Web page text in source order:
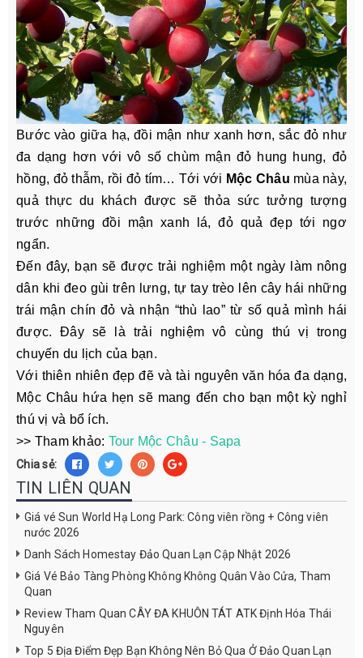
Bước vào giữa hạ, đồi mận như xanh hơn, sắc đỏ như
đa dạng hơn với vô số chùm mận đỏ hung hung, đỏ
hồng, đỏ thẫm, rồi đỏ tím… Tới với Mộc Châu mùa này,
quả thực du khách được sẽ thỏa sức tưởng tượng
trước những đồi mận xanh lá, đỏ quả đẹp tới ngơ
ngẩn.
Đến đây, bạn sẽ được trải nghiệm một ngày làm nông
dân khi đeo gùi trên lưng, tự tay trèo lên cây hái những
trái mận chín đỏ và nhận “thù lao” từ số quả mình hái
được. Đây sẽ là trải nghiệm vô cùng thú vị trong
chuyến du lịch của bạn.
Với thiên nhiên đẹp đẽ và tài nguyên văn hóa đa dạng,
Mộc Châu hứa hẹn sẽ mang đến cho bạn một kỳ nghỉ
thú vị và bổ ích.
>> Tham khảo: Tour Mộc Châu - Sapa
Chia sẻ:
TIN LIÊN QUAN
Giá vé Sun World Hạ Long Park: Công viên rồng + Công viên
nước 2026
Danh Sách Homestay Đảo Quan Lạn Cập Nhật 2026
Giá Vé Bảo Tàng Phòng Không Không Quân Vào Cửa, Tham
Quan
Review Tham Quan CÂY ĐA KHUÔN TÁT ATK Định Hóa Thái
Nguyên
Top 5 Địa Điểm Đẹp Bạn Không Nên Bỏ Qua Ở Đảo Quan Lạn